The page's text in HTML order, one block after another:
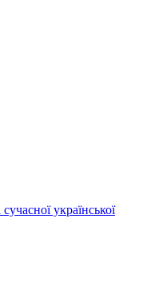
української